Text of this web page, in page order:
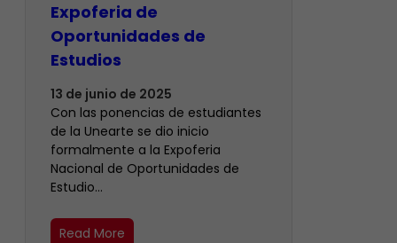
Expoferia de
Oportunidades de
Estudios
13 de junio de 2025
Con las ponencias de estudiantes
de la Unearte se dio inicio
formalmente a la Expoferia
Nacional de Oportunidades de
Estudio…
Read More